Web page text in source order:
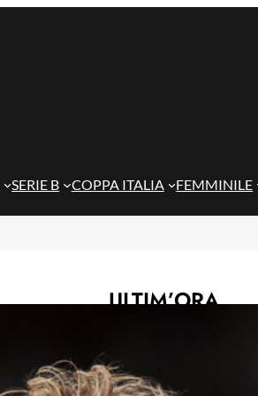
SERIE B COPPA ITALIA FEMMINILE
ULTIM’ORA
29 Maggio 2026